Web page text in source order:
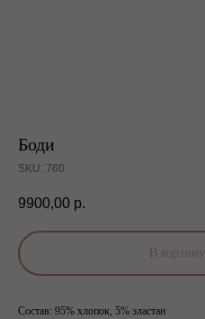
Боди
SKU: 760
9900,00 р.
В корзину
Состав: 95% хлопок, 5% эластан